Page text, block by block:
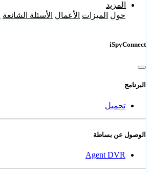
المزيد
حول الميزات الأعمال الأسئلة الشائعة
iSpyConnect
البرنامج
تحميل
الوصول عن بساطة
Agent DVR